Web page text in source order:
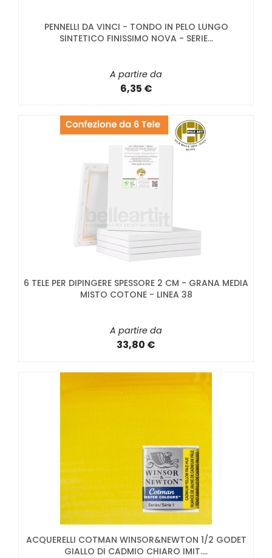
PENNELLI DA VINCI - TONDO IN PELO LUNGO
SINTETICO FINISSIMO NOVA - SERIE...
A partire da
6,35 €
6 TELE PER DIPINGERE SPESSORE 2 CM - GRANA MEDIA
MISTO COTONE - LINEA 38
A partire da
33,80 €
ACQUERELLI COTMAN WINSOR&NEWTON 1/2 GODET
GIALLO DI CADMIO CHIARO IMIT....